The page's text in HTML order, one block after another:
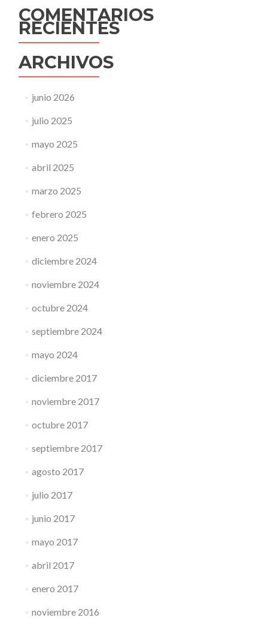
COMENTARIOS
RECIENTES
ARCHIVOS
junio 2026
julio 2025
mayo 2025
abril 2025
marzo 2025
febrero 2025
enero 2025
diciembre 2024
noviembre 2024
octubre 2024
septiembre 2024
mayo 2024
diciembre 2017
noviembre 2017
octubre 2017
septiembre 2017
agosto 2017
julio 2017
junio 2017
mayo 2017
abril 2017
enero 2017
noviembre 2016